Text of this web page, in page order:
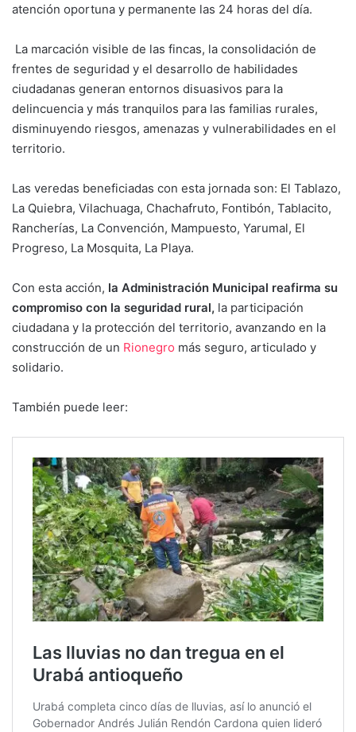
atención oportuna y permanente las 24 horas del día.
La marcación visible de las fincas, la consolidación de
frentes de seguridad y el desarrollo de habilidades
ciudadanas generan entornos disuasivos para la
delincuencia y más tranquilos para las familias rurales,
disminuyendo riesgos, amenazas y vulnerabilidades en el
territorio.
Las veredas beneficiadas con esta jornada son: El Tablazo,
La Quiebra, Vilachuaga, Chachafruto, Fontibón, Tablacito,
Rancherías, La Convención, Mampuesto, Yarumal, El
Progreso, La Mosquita, La Playa.
Con esta acción, la Administración Municipal reafirma su
compromiso con la seguridad rural, la participación
ciudadana y la protección del territorio, avanzando en la
construcción de un Rionegro más seguro, articulado y
solidario.
También puede leer: